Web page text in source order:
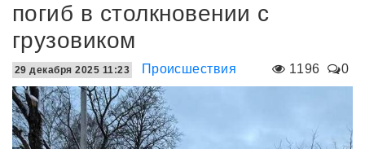
погиб в столкновении с
грузовиком
1196 0
29 декабря 2025 11:23 Происшествия